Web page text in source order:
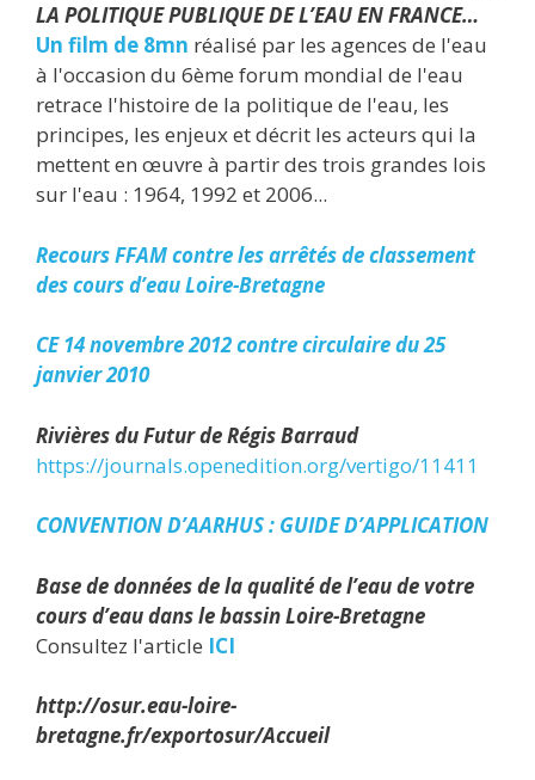
LA POLITIQUE PUBLIQUE DE L’EAU EN FRANCE…
Un film de 8mn réalisé par les agences de l'eau
à l'occasion du 6ème forum mondial de l'eau
retrace l'histoire de la politique de l'eau, les
principes, les enjeux et décrit les acteurs qui la
mettent en œuvre à partir des trois grandes lois
sur l'eau : 1964, 1992 et 2006...
Recours FFAM contre les arrêtés de classement
des cours d’eau Loire-Bretagne
CE 14 novembre 2012 contre circulaire du 25
janvier 2010
Rivières du Futur de Régis Barraud
https://journals.openedition.org/vertigo/11411
CONVENTION D’AARHUS : GUIDE D’APPLICATION
Base de données de la qualité de l’eau de votre
cours d’eau dans le bassin Loire-Bretagne
Consultez l'article ICI
http://osur.eau-loire-
bretagne.fr/exportosur/Accueil